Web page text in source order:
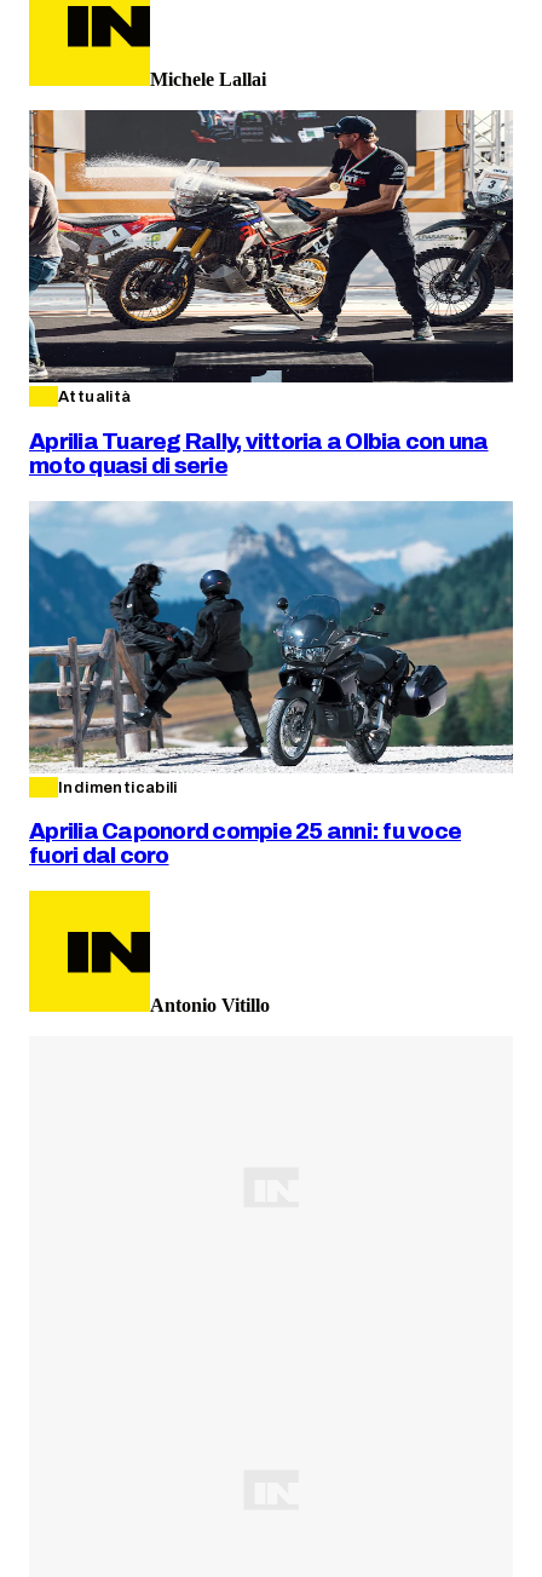
Michele Lallai
Attualità
Aprilia Tuareg Rally, vittoria a Olbia con una
moto quasi di serie
Indimenticabili
Aprilia Caponord compie 25 anni: fu voce
fuori dal coro
Antonio Vitillo